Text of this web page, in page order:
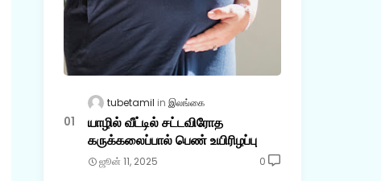
tubetamil இலங்கை
யாழில் வீட்டில் சட்டவிரோத
கருக்கலைப்பால் பெண் உயிரிழப்பு
ஜூன் 11, 2025 0